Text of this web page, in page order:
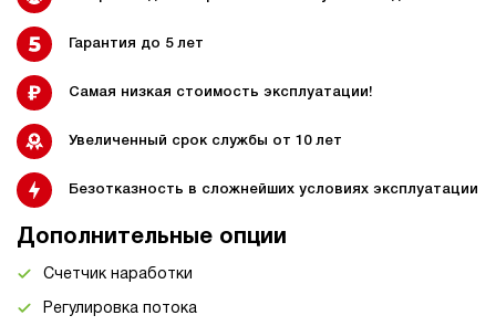
Гарантия до 5 лет
Самая низкая стоимость эксплуатации!
Увеличенный срок службы от 10 лет
Безотказность в сложнейших условиях эксплуатации
Дополнительные опции
Счетчик наработки
Регулировка потока